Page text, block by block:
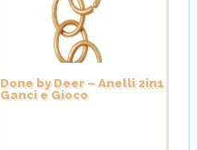
Done by Deer – Anelli 2in1
Ganci e Gioco